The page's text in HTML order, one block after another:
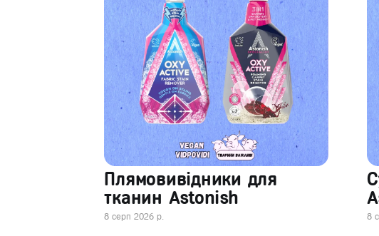
Плямовивідники для
тканин Astonish
8 серп 2026 р. 8